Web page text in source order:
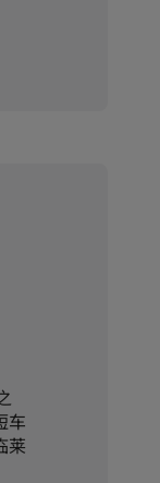
车
莱